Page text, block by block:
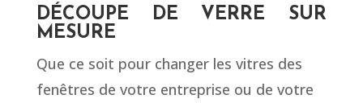
DÉCOUPE DE VERRE SUR
MESURE
Que ce soit pour changer les vitres des
fenêtres de votre entreprise ou de votre